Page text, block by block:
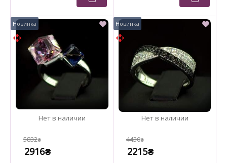
5832₴
2916₴
4430₴
2215₴